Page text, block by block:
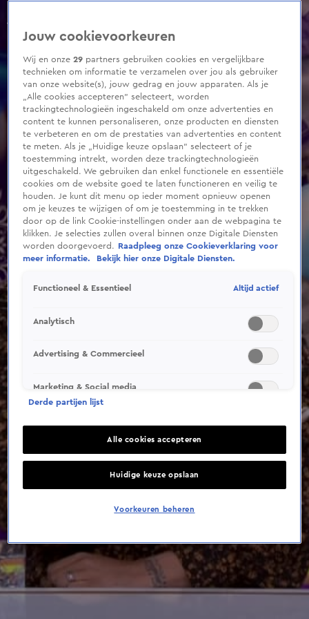
of
seconds
Jouw cookievoorkeuren
Wij en onze29 partners gebruiken cookies en vergelijkbare
technieken om informatie te verzamelen over jou als gebruiker
van onze website(s), jouw gedrag en jouw apparaten. Als je
„Alle cookies accepteren” selecteert, worden
trackingtechnologieën ingeschakeld om onze advertenties en
content te kunnen personaliseren, onze producten en diensten
te verbeteren en om de prestaties van advertenties en content
te meten. Als je „Huidige keuze opslaan” selecteert of je
toestemming intrekt, worden deze trackingtechnologieën
uitgeschakeld. We gebruiken dan enkel functionele en essentiële
cookies om de website goed te laten functioneren en veilig te
houden. Je kunt dit menu op ieder moment opnieuw openen
om je keuzes te wijzigen of om je toestemming in te trekken
door op de link Cookie-instellingen onder aan de webpagina te
klikken. Je selecties zullen overal binnen onze Digitale Diensten
worden doorgevoerd.
Raadpleeg onze Cookieverklaring voor
meer informatie.
Bekijk hier onze Digitale Diensten.
Functioneel & Essentieel Altijd actief
Analytisch
Advertising & Commercieel
Marketing & Social media
Derde partijen lijst
Alle cookies accepteren
Huidige keuze opslaan
Voorkeuren beheren